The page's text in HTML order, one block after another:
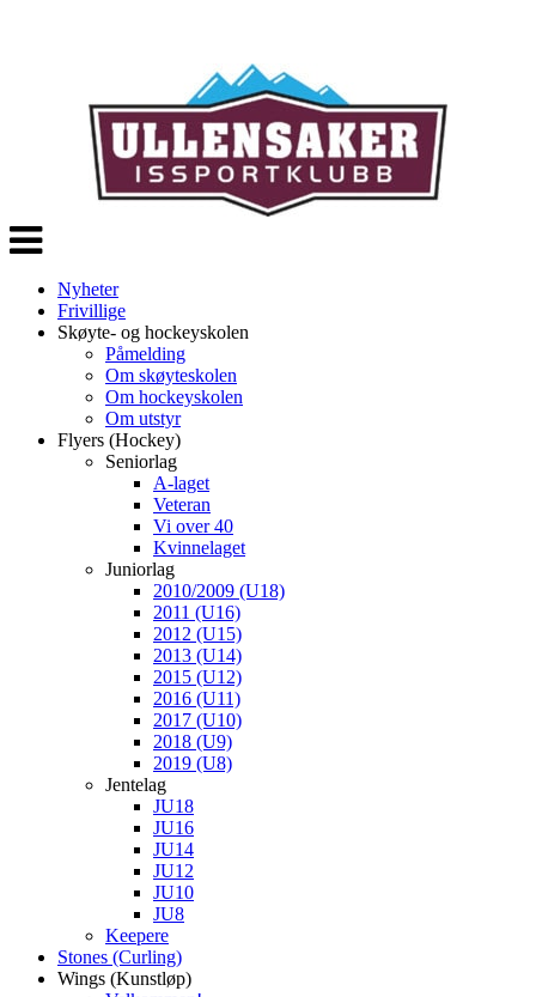
Veksle
navigasjon
Nyheter
Frivillige
Skøyte- og hockeyskolen
Påmelding
Om skøyteskolen
Om hockeyskolen
Om utstyr
Flyers (Hockey)
Seniorlag
A-laget
Veteran
Vi over 40
Kvinnelaget
Juniorlag
2010/2009 (U18)
2011 (U16)
2012 (U15)
2013 (U14)
2015 (U12)
2016 (U11)
2017 (U10)
2018 (U9)
2019 (U8)
Jentelag
JU18
JU16
JU14
JU12
JU10
JU8
Keepere
Stones (Curling)
Wings (Kunstløp)